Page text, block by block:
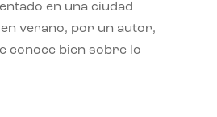
en una ciudad
en verano, por un autor,
conoce bien sobre lo